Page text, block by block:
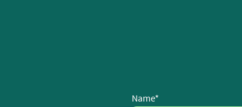
Name*